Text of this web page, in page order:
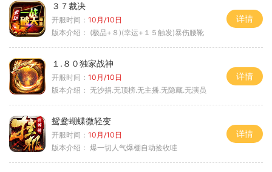
３７裁决
开服时间： 10月/10日
版本介绍： (极品+８)(幸运+１５触发)暴伤腰靴
详情
１.８０独家战神
开服时间： 10月/10日
版本介绍： 无沙捐.无顶榜.无主播.无隐藏.无演员
详情
鸳鸯蝴蝶微轻变
开服时间： 10月/10日
版本介绍： 爆一切人气爆棚自动捡收哇
详情